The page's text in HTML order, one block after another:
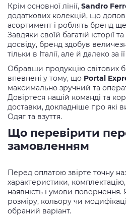
Крім основної лінії, Sandro
додаткових колекцій, що
асортимент і роблять бренд
Завдяки своїй багатій історії
досвіду, бренд здобув
тільки в Італії, але й далеко за
Обравши продукцію світових
впевнені у тому, що Portal
максимально зручний та
Довіртеся нашій команді та
доставки, докладніше про які
Одяг та взуття.
Що перевірити
замовленням
Перед оплатою звірте точну
характеристики, комплектацію,
наявність і умови
розміру, кольору чи
обраний варіант.